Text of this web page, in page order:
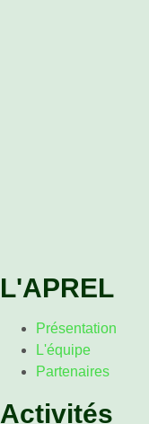
L'APREL
Présentation
L'équipe
Partenaires
Activités